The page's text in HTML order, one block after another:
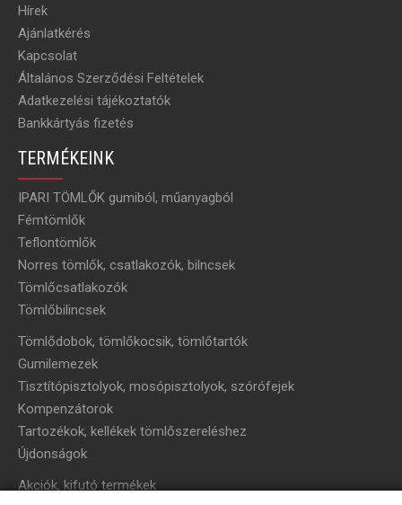
Hírek
Ajánlatkérés
Kapcsolat
Általános Szerződési Feltételek
Adatkezelési tájékoztatók
Bankkártyás fizetés
TERMÉKEINK
IPARI TÖMLŐK gumiból, műanyagból
Fémtömlők
Teflontömlők
Norres tömlők, csatlakozók, bilncsek
Tömlőcsatlakozók
Tömlőbilincsek
Tömlődobok, tömlőkocsik, tömlőtartók
Gumilemezek
Tisztítópisztolyok, mosópisztolyok, szórófejek
Kompenzátorok
Tartozékok, kellékek tömlőszereléshez
Újdonságok
Akciók, kifutó termékek